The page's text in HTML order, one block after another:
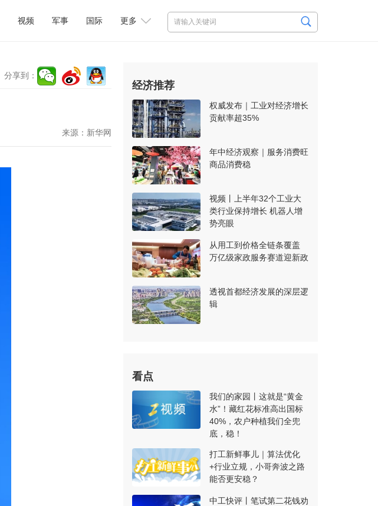
视频 军事 国际 更多
分享到：
来源： 新华网
经济推荐
权威发布｜工业对经济增长
贡献率超35%
年中经济观察｜服务消费旺
商品消费稳
视频丨上半年32个工业大
类行业保持增长 机器人增
势亮眼
从用工到价格全链条覆盖
万亿级家政服务赛道迎新政
透视首都经济发展的深层逻
辑
看点
我们的家园丨这就是“黄金
水”！藏红花标准高出国标
40%，农户种植我们全兜
底，稳！
打工新鲜事儿｜算法优化
+行业立规，小哥奔波之路
能否更安稳？
中工快评丨笔试第二花钱劝